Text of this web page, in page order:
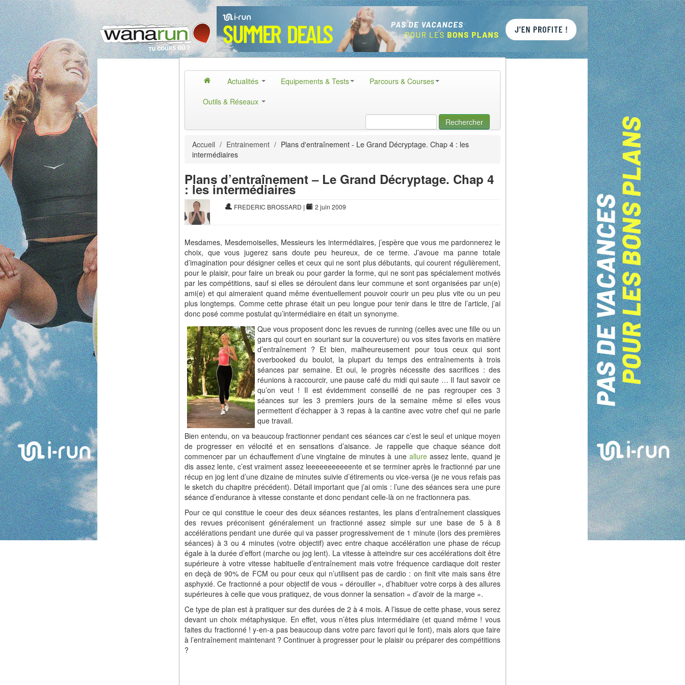
Actualités Equipements & Tests
Parcours & Courses
Outils & Réseaux
Rechercher
Accueil / Entrainement / Plans d'entraînement - Le Grand Décryptage. Chap 4 : les
intermédiaires
Plans d’entraînement – Le Grand Décryptage. Chap 4
: les intermédiaires
FREDERIC BROSSARD | 2 juin 2009
Mesdames, Mesdemoiselles, Messieurs les intermédiaires, j’espère que vous me pardonnerez le
choix, que vous jugerez sans doute peu heureux, de ce terme. J’avoue ma panne totale
d’imagination pour désigner celles et ceux qui ne sont plus débutants, qui courent régulièrement,
pour le plaisir, pour faire un break ou pour garder la forme, qui ne sont pas spécialement motivés
par les compétitions, sauf si elles se déroulent dans leur commune et sont organisées par un(e)
ami(e) et qui aimeraient quand même éventuellement pouvoir courir un peu plus vite ou un peu
plus longtemps. Comme cette phrase était un peu longue pour tenir dans le titre de l’article, j’ai
donc posé comme postulat qu’intermédiaire en était un synonyme.
Que vous proposent donc les revues de running (celles avec une fille ou un
gars qui court en souriant sur la couverture) ou vos sites favoris en matière
d’entraînement ? Et bien, malheureusement pour tous ceux qui sont
overbooked du boulot, la plupart du temps des entraînements à trois
séances par semaine. Et oui, le progrès nécessite des sacrifices : des
réunions à raccourcir, une pause café du midi qui saute … Il faut savoir ce
qu’on veut ! Il est évidemment conseillé de ne pas regrouper ces 3
séances sur les 3 premiers jours de la semaine même si elles vous
permettent d’échapper à 3 repas à la cantine avec votre chef qui ne parle
que travail.
Bien entendu, on va beaucoup fractionner pendant ces séances car c’est le seul et unique moyen
de progresser en vélocité et en sensations d’aisance. Je rappelle que chaque séance doit
commencer par un échauffement d’une vingtaine de minutes à une allureassez lente, quand je
dis assez lente, c’est vraiment assez leeeeeeeeeeente et se terminer après le fractionné par une
récup en jog lent d’une dizaine de minutes suivie d’étirements ou vice-versa (je ne vous refais pas
le sketch du chapitre précédent). Détail important que j’ai omis : l’une des séances sera une pure
séance d’endurance à vitesse constante et donc pendant celle-là on ne fractionnera pas.
Pour ce qui constitue le coeur des deux séances restantes, les plans d’entraînement classiques
des revues préconisent généralement un fractionné assez simple sur une base de 5 à 8
accélérations pendant une durée qui va passer progressivement de 1 minute (lors des premières
séances) à 3 ou 4 minutes (votre objectif) avec entre chaque accélération une phase de récup
égale à la durée d’effort (marche ou jog lent). La vitesse à atteindre sur ces accélérations doit être
supérieure à votre vitesse habituelle d’entraînement mais votre fréquence cardiaque doit rester
en deçà de 90% de FCM ou pour ceux qui n’utilisent pas de cardio : on finit vite mais sans être
asphyxié. Ce fractionné a pour objectif de vous « dérouiller », d’habituer votre corps à des allures
supérieures à celle que vous pratiquez, de vous donner la sensation « d’avoir de la marge ».
Ce type de plan est à pratiquer sur des durées de 2 à 4 mois. A l’issue de cette phase, vous serez
devant un choix métaphysique. En effet, vous n’êtes plus intermédiaire (et quand même ! vous
faites du fractionné ! y-en-a pas beaucoup dans votre parc favori qui le font), mais alors que faire
à l’entraînement maintenant ? Continuer à progresser pour le plaisir ou préparer des compétitions
?